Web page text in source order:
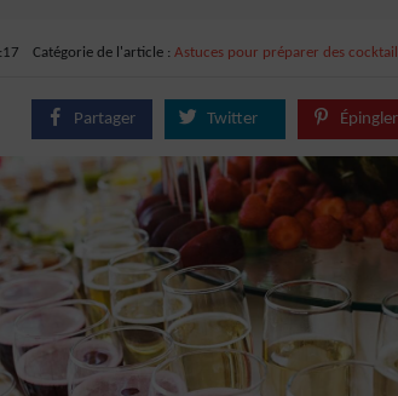
Catégorie de l'article : Astuces pour préparer des
Partager Twitter Épingler